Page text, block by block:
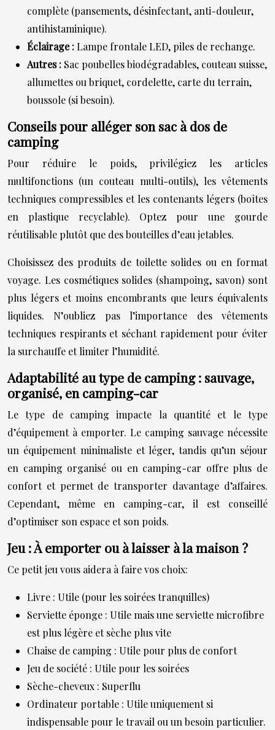
complète (pansements, désinfectant, anti-douleur,
antihistaminique).
Éclairage : Lampe frontale LED, piles de rechange.
Autres : Sac poubelles biodégradables, couteau suisse,
allumettes ou briquet, cordelette, carte du terrain,
boussole (si besoin).
Conseils pour alléger son sac à dos de
camping
Pour réduire le poids, privilégiez les articles
multifonctions (un couteau multi-outils), les vêtements
techniques compressibles et les contenants légers (boîtes
en plastique recyclable). Optez pour une gourde
réutilisable plutôt que des bouteilles d’eau jetables.
Choisissez des produits de toilette solides ou en format
voyage. Les cosmétiques solides (shampoing, savon) sont
plus légers et moins encombrants que leurs équivalents
liquides. N’oubliez pas l’importance des vêtements
techniques respirants et séchant rapidement pour éviter
la surchauffe et limiter l’humidité.
Adaptabilité au type de camping : sauvage,
organisé, en camping-car
Le type de camping impacte la quantité et le type
d’équipement à emporter. Le camping sauvage nécessite
un équipement minimaliste et léger, tandis qu’un séjour
en camping organisé ou en camping-car offre plus de
confort et permet de transporter davantage d’affaires.
Cependant, même en camping-car, il est conseillé
d’optimiser son espace et son poids.
Jeu : À emporter ou à laisser à la maison ?
Ce petit jeu vous aidera à faire vos choix:
Livre : Utile (pour les soirées tranquilles)
Serviette éponge : Utile mais une serviette microfibre
est plus légère et sèche plus vite
Chaise de camping : Utile pour plus de confort
Jeu de société : Utile pour les soirées
Sèche-cheveux : Superflu
Ordinateur portable : Utile uniquement si
indispensable pour le travail ou un besoin particulier.